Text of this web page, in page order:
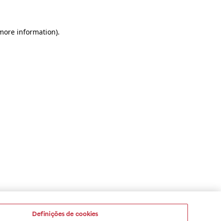
information).
Definições de cookies